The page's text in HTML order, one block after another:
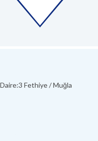
Fethiye / Muğla